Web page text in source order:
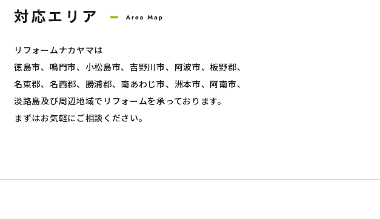
リフォームナカヤマは
徳島市、鳴門市、小松島市、吉野川市、阿波市、板野郡、
名東郡、名西郡、勝浦郡、南あわじ市、洲本市、阿南市、
淡路島及び周辺地域でリフォームを承っております。
まずはお気軽にご相談ください。